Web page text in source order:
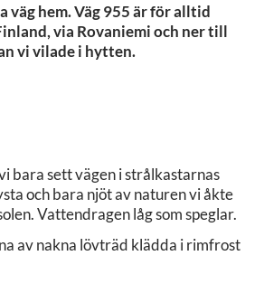
väg hem. Väg 955 är för alltid
via Rovaniemi och ner till
vi vilade i hytten.
bara sett vägen i strålkastarnas
och bara njöt av naturen vi åkte
Vattendragen låg som speglar.
av nakna lövträd klädda i rimfrost